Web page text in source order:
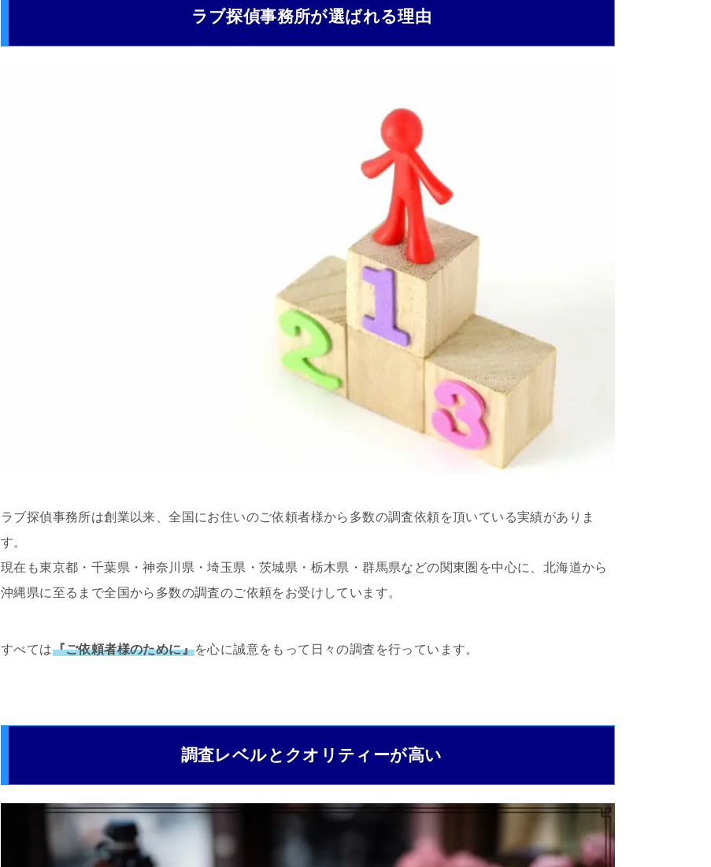
ラブ探偵事務所が選ばれる理由
ラブ探偵事務所は創業以来、全国にお住いのご依頼者様から多数の調査依頼を頂いている実績がありま
す。
現在も東京都・千葉県・神奈川県・埼玉県・茨城県・栃木県・群馬県などの関東圏を中心に、北海道から
沖縄県に至るまで全国から多数の調査のご依頼をお受けしています。
すべては『ご依頼者様のために』を心に誠意をもって日々の調査を行っています。
調査レベルとクオリティーが高い